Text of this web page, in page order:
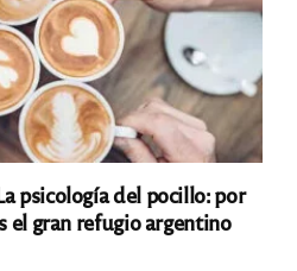
psicología del pocillo: por
el gran refugio argentino